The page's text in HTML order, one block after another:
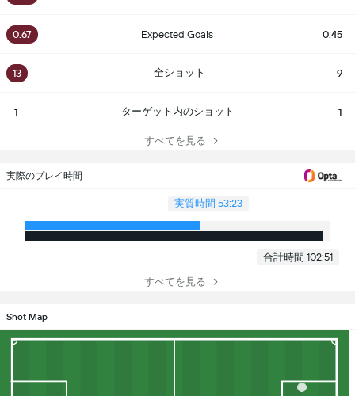
0.67 Expected Goals 0.45
13 全ショット 9
1 ターゲット内のショット 1
すべてを見る
実際のプレイ時間
実質時間 53:23
合計時間 102:51
すべてを見る
Shot Map